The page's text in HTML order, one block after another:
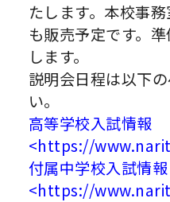
たします。本校事
も販売予定です。
します。
説明会日程は以下
い。
高等学校入試情報
<https://
付属中学校入試情報
<https://